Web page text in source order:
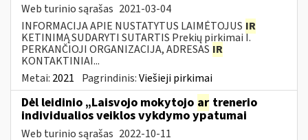
Web turinio sąrašas 2021-03-04
INFORMACIJA APIE NUSTATYTUS LAIMĖTOJUS IR
KETINIMĄ SUDARYTI SUTARTIS Prekių pirkimai I.
PERKANČIOJI ORGANIZACIJA, ADRESAS IR
KONTAKTINIAI...
Metai: 2021 Pagrindinis:Viešieji pirkimai
Dėl leidinio „Laisvojo mokytojo ar trenerio
individualios veiklos vykdymo ypatumai
Web turinio sąrašas 2022-10-11